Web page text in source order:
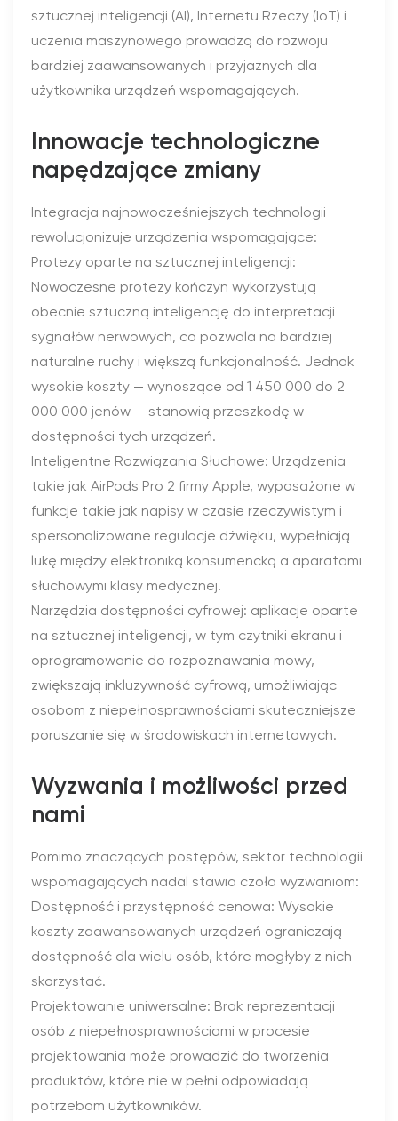
sztucznej inteligencji (AI), Internetu Rzeczy (IoT) i
uczenia maszynowego prowadzą do rozwoju
bardziej zaawansowanych i przyjaznych dla
użytkownika urządzeń wspomagających.
Innowacje technologiczne
napędzające zmiany
Integracja najnowocześniejszych technologii
rewolucjonizuje urządzenia wspomagające:
Protezy oparte na sztucznej inteligencji:
Nowoczesne protezy kończyn wykorzystują
obecnie sztuczną inteligencję do interpretacji
sygnałów nerwowych, co pozwala na bardziej
naturalne ruchy i większą funkcjonalność. Jednak
wysokie koszty — wynoszące od 1 450 000 do 2
000 000 jenów — stanowią przeszkodę w
dostępności tych urządzeń.
Inteligentne Rozwiązania Słuchowe: Urządzenia
takie jak AirPods Pro 2 firmy Apple, wyposażone w
funkcje takie jak napisy w czasie rzeczywistym i
spersonalizowane regulacje dźwięku, wypełniają
lukę między elektroniką konsumencką a aparatami
słuchowymi klasy medycznej.
Narzędzia dostępności cyfrowej: aplikacje oparte
na sztucznej inteligencji, w tym czytniki ekranu i
oprogramowanie do rozpoznawania mowy,
zwiększają inkluzywność cyfrową, umożliwiając
osobom z niepełnosprawnościami skuteczniejsze
poruszanie się w środowiskach internetowych.
Wyzwania i możliwości przed
nami
Pomimo znaczących postępów, sektor technologii
wspomagających nadal stawia czoła wyzwaniom:
Dostępność i przystępność cenowa: Wysokie
koszty zaawansowanych urządzeń ograniczają
dostępność dla wielu osób, które mogłyby z nich
skorzystać.
Projektowanie uniwersalne: Brak reprezentacji
osób z niepełnosprawnościami w procesie
projektowania może prowadzić do tworzenia
produktów, które nie w pełni odpowiadają
potrzebom użytkowników.